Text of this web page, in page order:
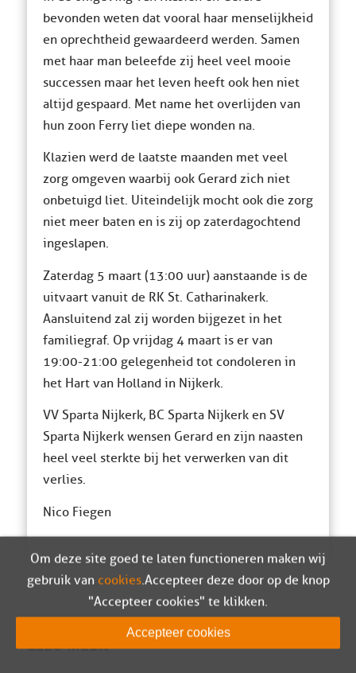
bevonden weten dat vooral haar menselijkheid
en oprechtheid gewaardeerd werden. Samen
met haar man beleefde zij heel veel mooie
successen maar het leven heeft ook hen niet
altijd gespaard. Met name het overlijden van
hun zoon Ferry liet diepe wonden na.
Klazien werd de laatste maanden met veel
zorg omgeven waarbij ook Gerard zich niet
onbetuigd liet. Uiteindelijk mocht ook die zorg
niet meer baten en is zij op zaterdagochtend
ingeslapen.
Zaterdag 5 maart (13:00 uur) aanstaande is de
uitvaart vanuit de RK St. Catharinakerk.
Aansluitend zal zij worden bijgezet in het
familiegraf. Op vrijdag 4 maart is er van
19:00-21:00 gelegenheid tot condoleren in
het Hart van Holland in Nijkerk.
VV Sparta Nijkerk, BC Sparta Nijkerk en SV
Sparta Nijkerk wensen Gerard en zijn naasten
heel veel sterkte bij het verwerken van dit
verlies.
Nico Fiegen
LEES MEER
Om deze site goed te laten functioneren maken wij
gebruik van cookies. Accepteer deze door op de knop
"Accepteer cookies" te klikken.
Accepteer cookies